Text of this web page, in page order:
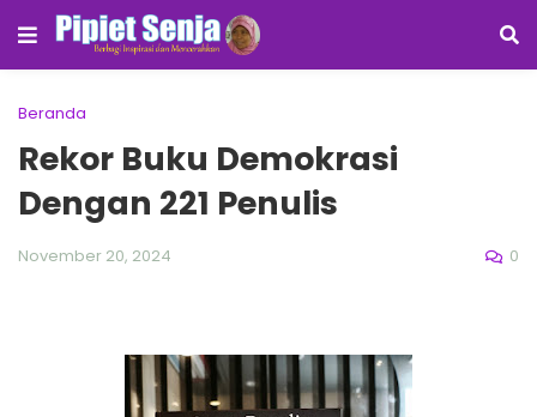
Beranda
Rekor Buku Demokrasi
Dengan 221 Penulis
November 20, 2024 0